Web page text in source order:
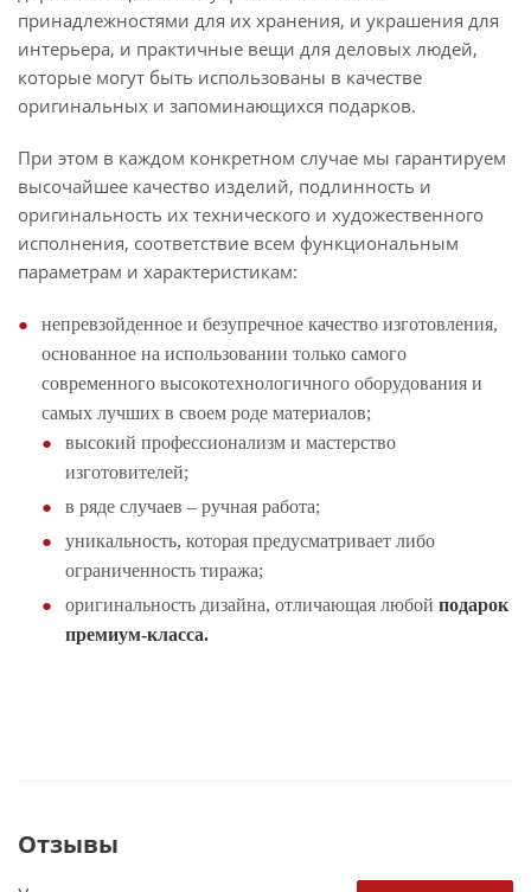
принадлежностями для их хранения, и украшения для
интерьера, и практичные вещи для деловых людей,
которые могут быть использованы в качестве
оригинальных и запоминающихся подарков.
При этом в каждом конкретном случае мы гарантируем
высочайшее качество изделий, подлинность и
оригинальность их технического и художественного
исполнения, соответствие всем функциональным
параметрам и характеристикам:
непревзойденное и безупречное качество изготовления,
основанное на использовании только самого
современного высокотехнологичного оборудования и
самых лучших в своем роде материалов;
высокий профессионализм и мастерство
изготовителей;
в ряде случаев – ручная работа;
уникальность, которая предусматривает либо
ограниченность тиража;
оригинальность дизайна, отличающая любой подарок
премиум-класса.
Отзывы